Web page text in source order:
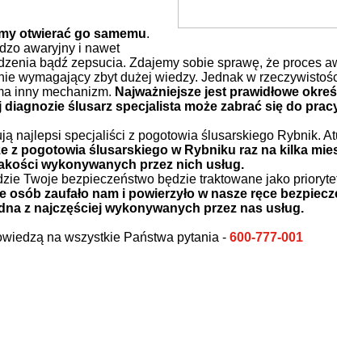
otwierać go samemu.
awaryjny i nawet
bądź zepsucia. Zdajemy sobie sprawę, że proces
wymagający zbyt dużej wiedzy. Jednak w
inny mechanizm. Najważniejsze jest prawidłowe
ślusarz specjalista może zabrać się do
najlepsi specjaliści z pogotowia ślusarskiego Rybnik.
z pogotowia ślusarskiego w Rybniku raz na kilka
wykonywanych przez nich usług.
Twoje bezpieczeństwo będzie traktowane jako
osób zaufało nam i powierzyło w nasze ręce
z najczęściej wykonywanych przez nas usług.
na wszystkie Państwa pytania - 600-777-001